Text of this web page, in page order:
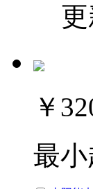
￥
最小